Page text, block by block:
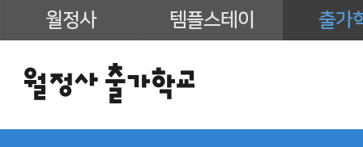
월정사 템플스테이 출가